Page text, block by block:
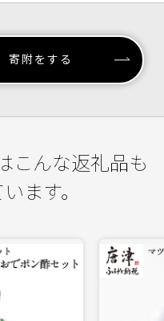
寄附をする
こんな返礼品も
ます。